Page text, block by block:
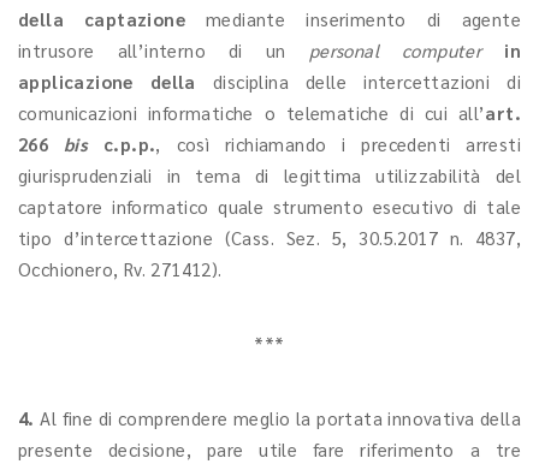
della captazione mediante inserimento di agente
intrusore all’interno di un personal computer
in
applicazione della disciplina delle intercettazioni di
comunicazioni informatiche o telematiche di cui all’art.
266 bisc.p.p., così richiamando i precedenti arresti
giurisprudenziali in tema di legittima utilizzabilità del
captatore informatico quale strumento esecutivo di tale
tipo d’intercettazione (Cass. Sez. 5, 30.5.2017 n. 4837,
Occhionero, Rv. 271412).
***
4. Al fine di comprendere meglio la portata innovativa della
presente decisione, pare utile fare riferimento a tre